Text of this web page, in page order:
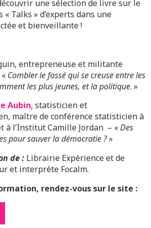
une sélection de livre sur le
Talks » d’experts dans une
et bienveillante !
entrepreneuse et militante
Combler le fossé qui se creuse entre les
les plus jeunes, et la politique. »
Aubin, statisticien et
maître de conférence statisticien à
à l’Institut Camille Jordan – «Des
pour sauver la démocratie ?»
de: Librairie Expérience et de
et interprète Focalm.
rendez-vous sur le site :